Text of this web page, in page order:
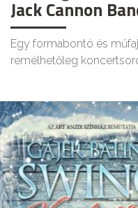
Jack Cannon
Egy formabontó és
remélhetőleg